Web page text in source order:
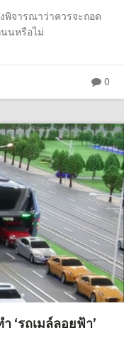
พิจารณาว่าควรจะถอด
นหรือไม่
0
‘รถเมล์ลอยฟ้า’